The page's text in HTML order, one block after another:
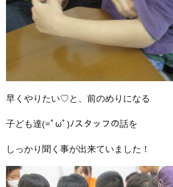
早くやりたい♡と、前のめりになる
子ども達(=ﾟωﾟ)ﾉスタッフの話を
しっかり聞く事が出来ていました！